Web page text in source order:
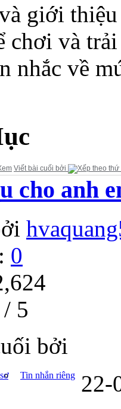
giới
chơi và
nhắc về
Viết bài cuối bởi
cho anh
0
5
bởi
Tin nhắn riêng 22-